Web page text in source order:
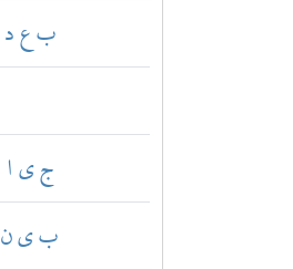
ب ع د
ج ي ا
ب ي ن